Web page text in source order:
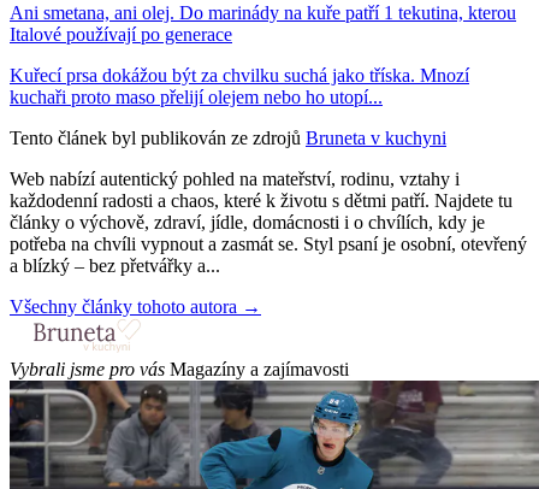
Ani smetana, ani olej. Do marinády na kuře patří 1 tekutina, kterou
Italové používají po generace
Kuřecí prsa dokážou být za chvilku suchá jako tříska. Mnozí
kuchaři proto maso přelijí olejem nebo ho utopí...
Tento článek byl publikován ze zdrojů Bruneta v kuchyni
Web nabízí autentický pohled na mateřství, rodinu, vztahy i
každodenní radosti a chaos, které k životu s dětmi patří. Najdete tu
články o výchově, zdraví, jídle, domácnosti i o chvílích, kdy je
potřeba na chvíli vypnout a zasmát se. Styl psaní je osobní, otevřený
a blízký – bez přetvářky a...
Všechny články tohoto autora →
Vybrali jsme pro vás Magazíny a zajímavosti